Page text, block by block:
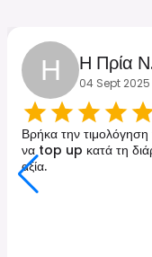
Η Η Πρία
04 Sept 2025
Βρήκα την τιμολόγηση
να top up κατά τη
αξία.